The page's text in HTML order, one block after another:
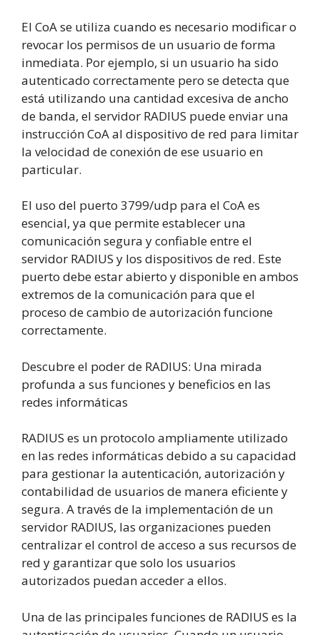
El CoA se utiliza cuando es necesario modificar o
revocar los permisos de un usuario de forma
inmediata. Por ejemplo, si un usuario ha sido
autenticado correctamente pero se detecta que
está utilizando una cantidad excesiva de ancho
de banda, el servidor RADIUS puede enviar una
instrucción CoA al dispositivo de red para limitar
la velocidad de conexión de ese usuario en
particular.
El uso del puerto 3799/udp para el CoA es
esencial, ya que permite establecer una
comunicación segura y confiable entre el
servidor RADIUS y los dispositivos de red. Este
puerto debe estar abierto y disponible en ambos
extremos de la comunicación para que el
proceso de cambio de autorización funcione
correctamente.
Descubre el poder de RADIUS: Una mirada
profunda a sus funciones y beneficios en las
redes informáticas
RADIUS es un protocolo ampliamente utilizado
en las redes informáticas debido a su capacidad
para gestionar la autenticación, autorización y
contabilidad de usuarios de manera eficiente y
segura. A través de la implementación de un
servidor RADIUS, las organizaciones pueden
centralizar el control de acceso a sus recursos de
red y garantizar que solo los usuarios
autorizados puedan acceder a ellos.
Una de las principales funciones de RADIUS es la